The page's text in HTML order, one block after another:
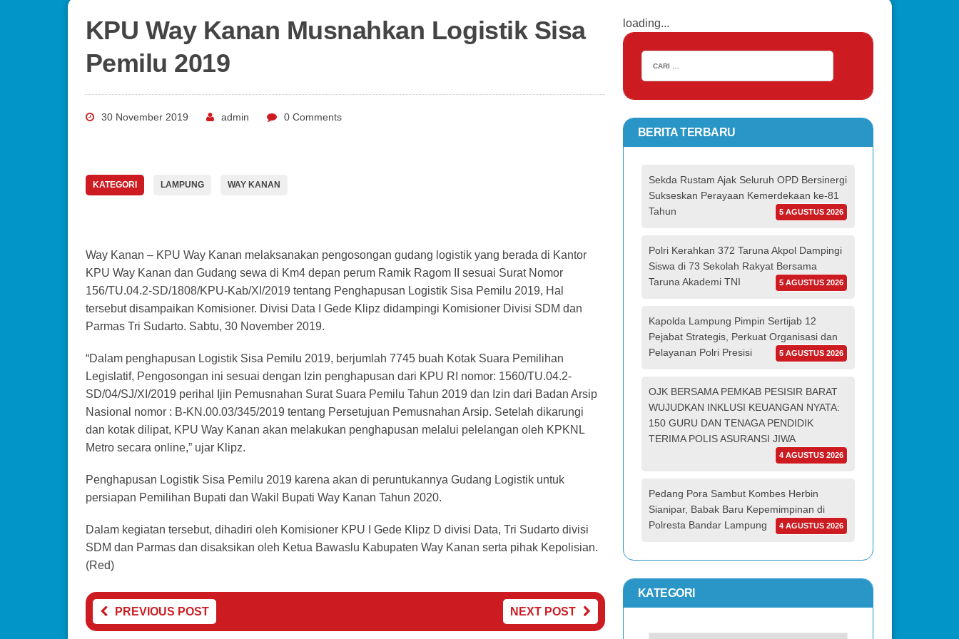
KPU Way Kanan Musnahkan Logistik Sisa
Pemilu 2019
30 November 2019 admin 0 Comments
KATEGORI LAMPUNG WAY KANAN
Way Kanan – KPU Way Kanan melaksanakan pengosongan gudang logistik yang berada di Kantor
KPU Way Kanan dan Gudang sewa di Km4 depan perum Ramik Ragom II sesuai Surat Nomor
156/TU.04.2-SD/1808/KPU-Kab/XI/2019 tentang Penghapusan Logistik Sisa Pemilu 2019, Hal
tersebut disampaikan Komisioner. Divisi Data I Gede Klipz didampingi Komisioner Divisi SDM dan
Parmas Tri Sudarto. Sabtu, 30 November 2019.
“Dalam penghapusan Logistik Sisa Pemilu 2019, berjumlah 7745 buah Kotak Suara Pemilihan
Legislatif, Pengosongan ini sesuai dengan Izin penghapusan dari KPU RI nomor: 1560/TU.04.2-
SD/04/SJ/XI/2019 perihal Ijin Pemusnahan Surat Suara Pemilu Tahun 2019 dan Izin dari Badan Arsip
Nasional nomor : B-KN.00.03/345/2019 tentang Persetujuan Pemusnahan Arsip. Setelah dikarungi
dan kotak dilipat, KPU Way Kanan akan melakukan penghapusan melalui pelelangan oleh KPKNL
Metro secara online,” ujar Klipz.
Penghapusan Logistik Sisa Pemilu 2019 karena akan di peruntukannya Gudang Logistik untuk
persiapan Pemilihan Bupati dan Wakil Bupati Way Kanan Tahun 2020.
Dalam kegiatan tersebut, dihadiri oleh Komisioner KPU I Gede Klipz D divisi Data, Tri Sudarto divisi
SDM dan Parmas dan disaksikan oleh Ketua Bawaslu Kabupaten Way Kanan serta pihak Kepolisian.
(Red)
PREVIOUS POST NEXT POST
loading...
BERITA TERBARU
Sekda Rustam Ajak Seluruh OPD Bersinergi
Sukseskan Perayaan Kemerdekaan ke-81
Tahun
5 AGUSTUS 2026
Polri Kerahkan 372 Taruna Akpol Dampingi
Siswa di 73 Sekolah Rakyat Bersama
Taruna Akademi TNI
5 AGUSTUS 2026
Kapolda Lampung Pimpin Sertijab 12
Pejabat Strategis, Perkuat Organisasi dan
Pelayanan Polri Presisi
5 AGUSTUS 2026
OJK BERSAMA PEMKAB PESISIR BARAT
WUJUDKAN INKLUSI KEUANGAN NYATA:
150 GURU DAN TENAGA PENDIDIK
TERIMA POLIS ASURANSI JIWA
4 AGUSTUS 2026
Pedang Pora Sambut Kombes Herbin
Sianipar, Babak Baru Kepemimpinan di
Polresta Bandar Lampung
4 AGUSTUS 2026
KATEGORI